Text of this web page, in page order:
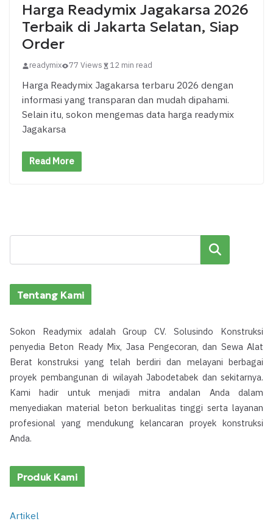
Harga Readymix Jagakarsa 2026
Terbaik di Jakarta Selatan, Siap
Order
readymix 77 Views 12 min read
Harga Readymix Jagakarsa terbaru 2026 dengan
informasi yang transparan dan mudah dipahami.
Selain itu, sokon mengemas data harga readymix
Jagakarsa
Read More
Cari
Tentang Kami
Sokon Readymix adalah Group CV. Solusindo Konstruksi
penyedia Beton Ready Mix, Jasa Pengecoran, dan Sewa Alat
Berat konstruksi yang telah berdiri dan melayani berbagai
proyek pembangunan di wilayah Jabodetabek dan sekitarnya.
Kami hadir untuk menjadi mitra andalan Anda dalam
menyediakan material beton berkualitas tinggi serta layanan
profesional yang mendukung kelancaran proyek konstruksi
Anda.
Produk Kami
Artikel